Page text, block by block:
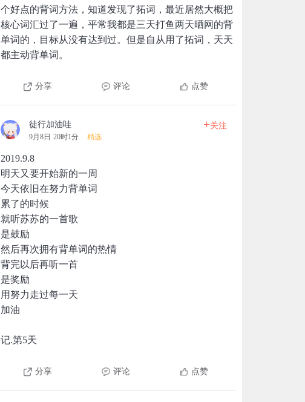
个好点的背词方法，知道发现了拓词，最近居然大概把
核心词汇过了一遍，平常我都是三天打鱼两天晒网的背
单词的，目标从没有达到过。但是自从用了拓词，天天
都主动背单词。
分享 评论 点赞
徒行加油哇
9月8日 20时1分 精选
+关注
2019.9.8
明天又要开始新的一周
今天依旧在努力背单词
累了的时候
就听苏苏的一首歌
是鼓励
然后再次拥有背单词的热情
背完以后再听一首
是奖励
用努力走过每一天
加油
记.第5天
分享 评论 点赞